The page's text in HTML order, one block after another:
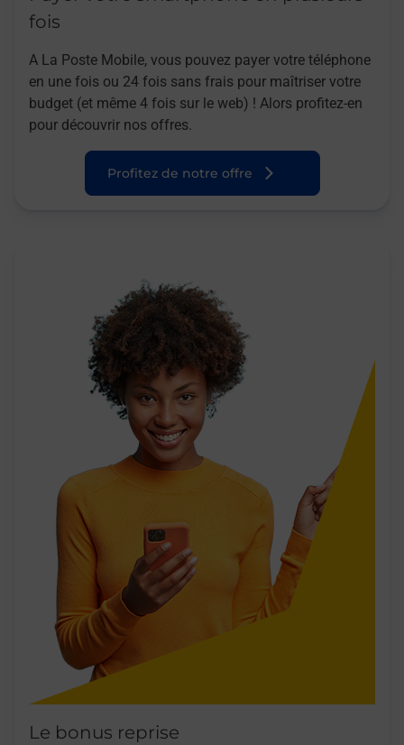
fois
A La Poste Mobile, vous pouvez payer votre téléphone
en une fois ou 24 fois sans frais pour maîtriser votre
budget (et même 4 fois sur le web) ! Alors profitez-en
pour découvrir nos offres.
Profitez de notre offre
Le bonus reprise